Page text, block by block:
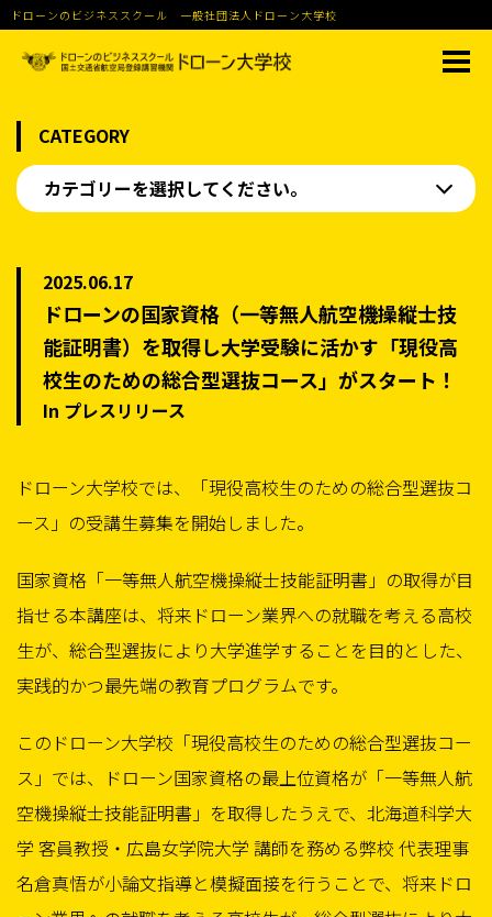
ドローンのビジネススクール 一般社団法人ドローン大学校
CATEGORY
カテゴリーを選択してください。
2025.06.17
ドローンの国家資格（一等無人航空機操縦士技
能証明書）を取得し大学受験に活かす「現役高
校生のための総合型選抜コース」がスタート！
In プレスリリース
ドローン大学校では、「現役高校生のための総合型選抜コ
ース」の受講生募集を開始しました。
国家資格「一等無人航空機操縦士技能証明書」の取得が目
指せる本講座は、将来ドローン業界への就職を考える高校
生が、総合型選抜により大学進学することを目的とした、
実践的かつ最先端の教育プログラムです。
このドローン大学校「現役高校生のための総合型選抜コー
ス」では、ドローン国家資格の最上位資格が「一等無人航
空機操縦士技能証明書」を取得したうえで、北海道科学大
学 客員教授・広島女学院大学 講師を務める弊校 代表理事
名倉真悟が小論文指導と模擬面接を行うことで、将来ドロ